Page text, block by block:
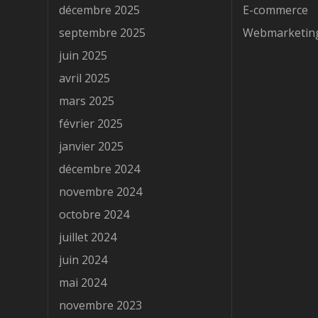
décembre 2025
septembre 2025
juin 2025
avril 2025
mars 2025
février 2025
janvier 2025
décembre 2024
novembre 2024
octobre 2024
juillet 2024
juin 2024
mai 2024
novembre 2023
E-commerce